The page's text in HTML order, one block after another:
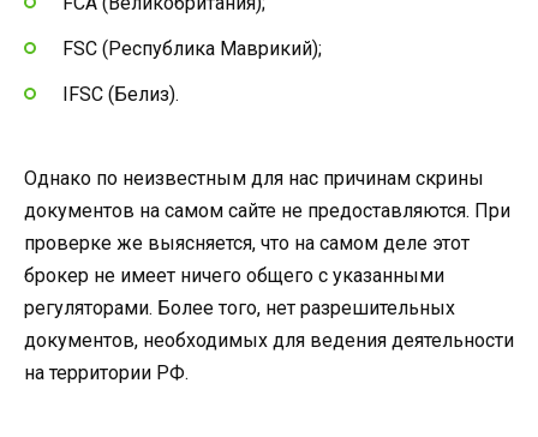
FSC (Республика Маврикий);
IFSC (Белиз).
Однако по неизвестным для нас причинам скрины
документов на самом сайте не предоставляются. При
проверке же выясняется, что на самом деле этот
брокер не имеет ничего общего с указанными
регуляторами. Более того, нет разрешительных
документов, необходимых для ведения деятельности
на территории РФ.